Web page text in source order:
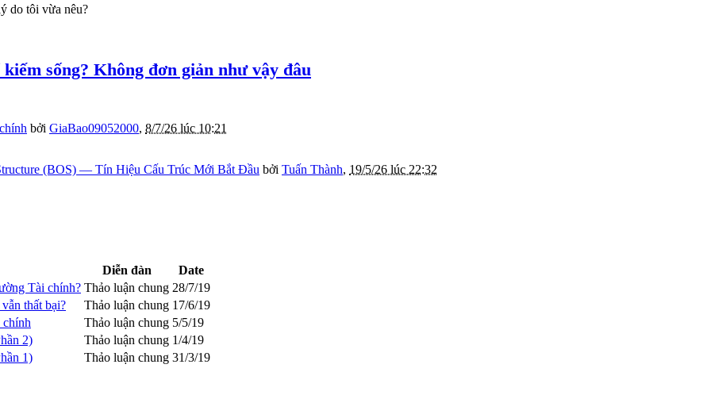
do tôi vừa nêu?
sống? Không đơn giản như vậy đâu
bởi GiaBao09052000, 8/7/26 lúc 10:21
(BOS) — Tín Hiệu Cấu Trúc Mới Bắt Đầu bởi Tuấn Thành, 19/5/26 lúc 22:32
Diễn đàn
Date
Tài chính? Thảo luận chung 28/7/19
thất bại?
Thảo luận chung 17/6/19
Thảo luận chung 5/5/19
2)
Thảo luận chung 1/4/19
1)
Thảo luận chung 31/3/19